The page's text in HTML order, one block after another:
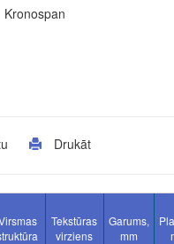
Kronospan
Drukāt
Tekstūras
virziens
Garums,
mm